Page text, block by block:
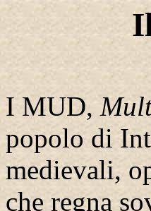
I MUD,
popolo di
medievali,
che regna